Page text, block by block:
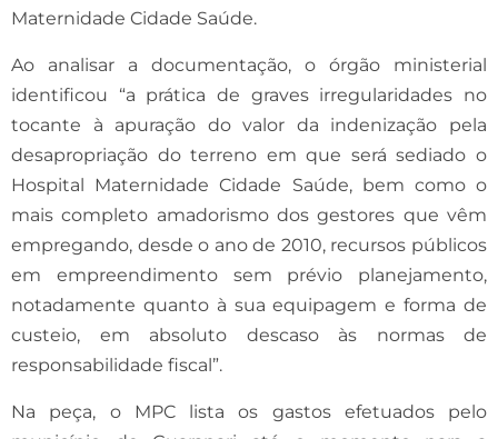
Maternidade Cidade Saúde.
Ao analisar a documentação, o órgão ministerial
identificou “a prática de graves irregularidades no
tocante à apuração do valor da indenização pela
desapropriação do terreno em que será sediado o
Hospital Maternidade Cidade Saúde, bem como o
mais completo amadorismo dos gestores que vêm
empregando, desde o ano de 2010, recursos públicos
em empreendimento sem prévio planejamento,
notadamente quanto à sua equipagem e forma de
custeio, em absoluto descaso às normas de
responsabilidade fiscal”.
Na peça, o MPC lista os gastos efetuados pelo